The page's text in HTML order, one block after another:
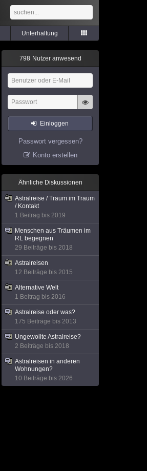
Unterhaltung
798 Nutzer anwesend
Einloggen
Passwort vergessen?
Konto erstellen
Ähnliche Diskussionen
Astralreise / Traum im Traum
/ Kontakt
1 Beitrag bis 2019
Menschen aus Träumen im
RL begegnen
29 Beiträge bis 2018
Astralreisen
12 Beiträge bis 2015
Alternative Welt
1 Beitrag bis 2016
Astralreise oder was?
175 Beiträge bis 2013
Ungewollte Astralreise?
2 Beiträge bis 2018
Astralreisen in anderen
Wohnungen?
10 Beiträge bis 2026